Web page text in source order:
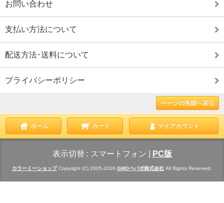
お問い合わせ
支払い方法について
配送方法･送料について
プライバシーポリシー
ページの先頭へ戻る
ホーム カート マイアカウント
表示切替 : スマートフォン PC版
カラーミーショップCopyright (C) 2005-2026 GMOペパボ株式会社 All Rights Reserved.